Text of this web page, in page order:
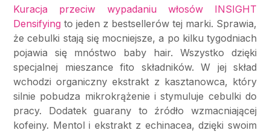
Kuracja przeciw wypadaniu włosów INSIGHT
Densifying to jeden z bestsellerów tej marki. Sprawia,
że cebulki stają się mocniejsze, a po kilku tygodniach
pojawia się mnóstwo baby hair. Wszystko dzięki
specjalnej mieszance fito składników. W jej skład
wchodzi organiczny ekstrakt z kasztanowca, który
silnie pobudza mikrokrążenie i stymuluje cebulki do
pracy. Dodatek guarany to źródło wzmacniającej
kofeiny. Mentol i ekstrakt z echinacea, dzięki swoim